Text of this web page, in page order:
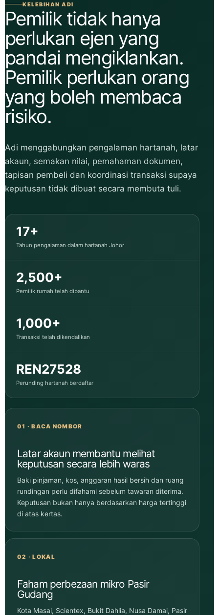
KELEBIHAN ADI
Pemilik tidak hanya
perlukan ejen yang
pandai mengiklankan.
Pemilik perlukan orang
yang boleh membaca
risiko.
Adi menggabungkan pengalaman hartanah, latar
akaun, semakan nilai, pemahaman dokumen,
tapisan pembeli dan koordinasi transaksi supaya
keputusan tidak dibuat secara membuta tuli.
17+
Tahun pengalaman dalam hartanah Johor
2,500+
Pemilik rumah telah dibantu
1,000+
Transaksi telah dikendalikan
REN27528
Perunding hartanah berdaftar
01 · BACA NOMBOR
Latar akaun membantu melihat
keputusan secara lebih waras
Baki pinjaman, kos, anggaran hasil bersih dan ruang
rundingan perlu difahami sebelum tawaran diterima.
Keputusan bukan hanya berdasarkan harga tertinggi
di atas kertas.
02 · LOKAL
Faham perbezaan mikro Pasir
Gudang
Kota Masai, Scientex, Bukit Dahlia, Nusa Damai, Pasir